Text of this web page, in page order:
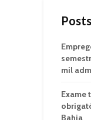
mil
Exame
Bahia